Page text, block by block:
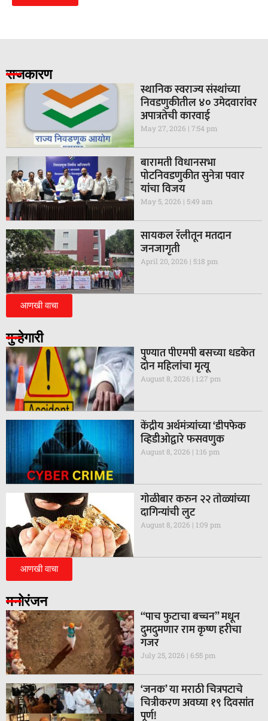
राजकारण
स्थानिक स्वराज्य संस्थांच्या
निवडणुकीतील ४० उमेदवारांवर
अपात्रतेची कारवाई
May 27, 2026 7:54 pm
बारामती विधानसभा
पोटनिवडणुकीत सुनेत्रा पवार
यांचा विजय
May 5, 2026 5:49 am
सायकल रॅलीतून मतदान
जनजागृती
April 20, 2026 5:18 pm
आणखी वाचा
गुन्हेगारी
पुण्यात पीएमपी बसच्या धडकेत
दोन महिलांचा मृत्यू
August 8, 2026 1:27 pm
केंद्रीय अर्थमंत्र्यांच्या ‘डीपफेक
व्हिडीओद्वारे फसवणुक
August 8, 2026 1:16 pm
गाेळीबार करुन २२ तोळ्यांच्या
दागिन्यांची लुट
August 8, 2026 1:09 pm
आणखी वाचा
मनोरंजन
“पाच फुटाचा बच्चन” मधून
दुमदुमणार राम कृष्ण हरीचा
गजर
July 25, 2026 6:55 pm
‘जनक’ या मराठी चित्रपटाचे
चित्रीकरण अवघ्या १९ दिवसांत
पूर्ण!